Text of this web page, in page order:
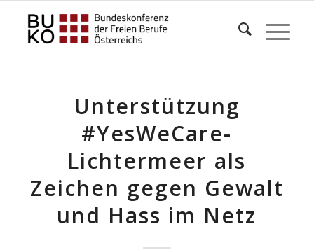
Unterstützung
#YesWeCare-
Lichtermeer als
Zeichen gegen Gewalt
und Hass im Netz